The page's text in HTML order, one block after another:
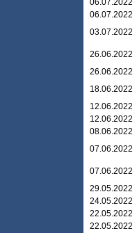
06.07.2022
06.07.2022
03.07.2022
26.06.2022
26.06.2022
18.06.2022
12.06.2022
12.06.2022
08.06.2022
07.06.2022
07.06.2022
29.05.2022
24.05.2022
22.05.2022
22.05.2022